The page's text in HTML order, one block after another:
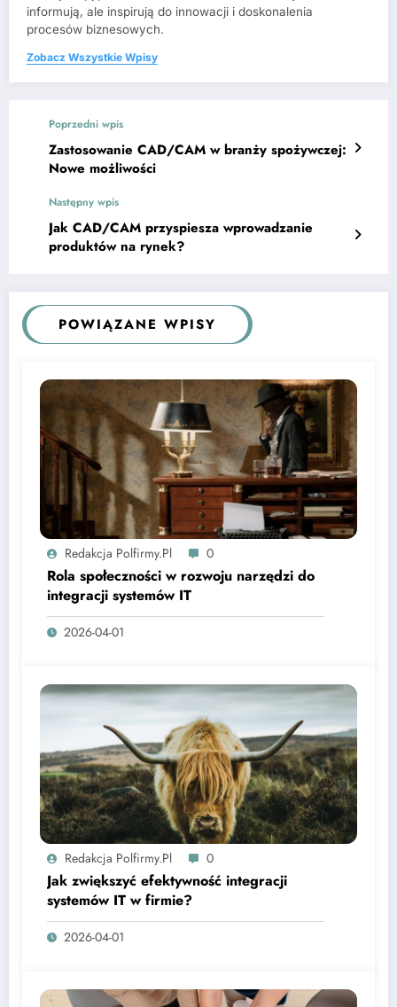
informują, ale inspirują do innowacji i doskonalenia
procesów biznesowych.
Zobacz Wszystkie Wpisy
Poprzedni wpis
Zastosowanie CAD/CAM w branży spożywczej:
Nowe możliwości
Następny wpis
Jak CAD/CAM przyspiesza wprowadzanie
produktów na rynek?
POWIĄZANE WPISY
Redakcja Polfirmy.pl 0
Rola społeczności w rozwoju narzędzi do
integracji systemów IT
2026-04-01
Redakcja Polfirmy.pl 0
Jak zwiększyć efektywność integracji
systemów IT w firmie?
2026-04-01